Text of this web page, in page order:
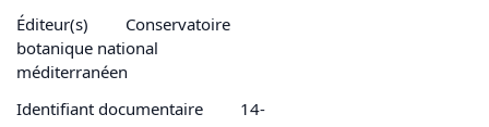
Éditeur(s)
Conservatoire
botanique national
méditerranéen
Identifiant documentaire
14-